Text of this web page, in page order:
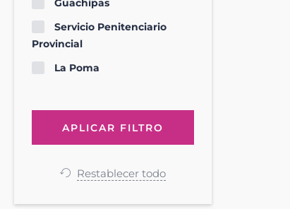
Guachipas
Servicio Penitenciario
Provincial
La Poma
Restablecer todo